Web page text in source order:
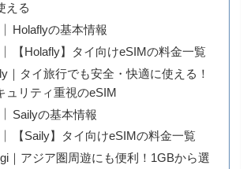
える
Holaflyの基本情報
【Holafly】タイ向けeSIMの料金一覧
｜タイ旅行でも安全・快適に使える！
ュリティ重視のeSIM
Sailyの基本情報
【Saily】タイ向けeSIMの料金一覧
｜アジア圏周遊にも便利！1GBから選